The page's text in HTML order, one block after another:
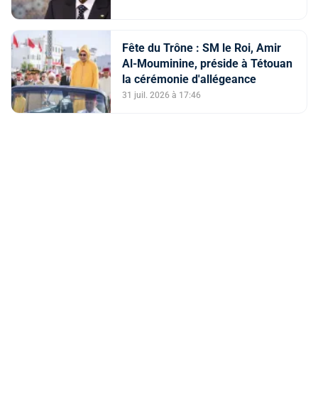
Fête du Trône : SM le Roi, Amir
Al-Mouminine, préside à Tétouan
la cérémonie d'allégeance
31 juil. 2026 à 17:46